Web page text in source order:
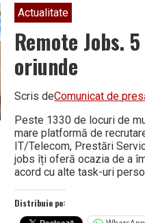
Actualitate
Remote Jobs.
oriunde
Scris deComunicat de
Peste 1330 de locuri de
mare platformă de
IT/Telecom, Prestări
jobs îți oferă ocazia de a
acord cu alte task-uri
Distribuie pe: